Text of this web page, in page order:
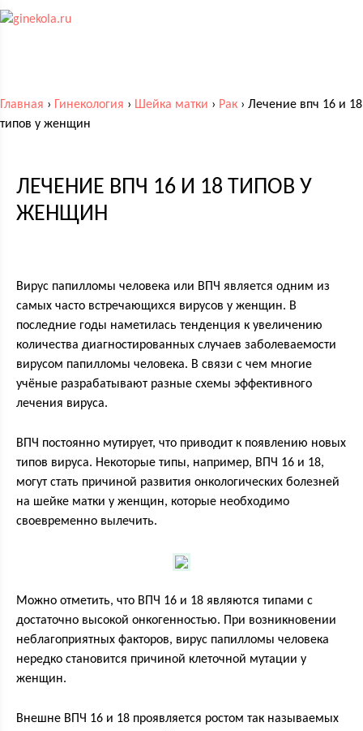
Главная › Гинекология › Шейка матки › Рак › Лечение впч 16 и 18
типов у женщин
ЛЕЧЕНИЕ ВПЧ 16 И 18 ТИПОВ У
ЖЕНЩИН
Вирус папилломы человека или ВПЧ является одним из
самых часто встречающихся вирусов у женщин. В
последние годы наметилась тенденция к увеличению
количества диагностированных случаев заболеваемости
вирусом папилломы человека. В связи с чем многие
учёные разрабатывают разные схемы эффективного
лечения вируса.
ВПЧ постоянно мутирует, что приводит к появлению новых
типов вируса. Некоторые типы, например, ВПЧ 16 и 18,
могут стать причиной развития онкологических болезней
на шейке матки у женщин, которые необходимо
своевременно вылечить.
Можно отметить, что ВПЧ 16 и 18 являются типами с
достаточно высокой онкогенностью. При возникновении
неблагоприятных факторов, вирус папилломы человека
нередко становится причиной клеточной мутации у
женщин.
Внешне ВПЧ 16 и 18 проявляется ростом так называемых